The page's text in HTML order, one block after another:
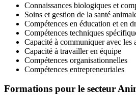
Connaissances biologiques et
Soins et gestion de la santé
Compétences en éducation et en
Compétences techniques
Capacité à communiquer avec les
Capacité à travailler en équipe
Compétences organisationnelles
Compétences entrepreneuriales
Formations pour le secteur